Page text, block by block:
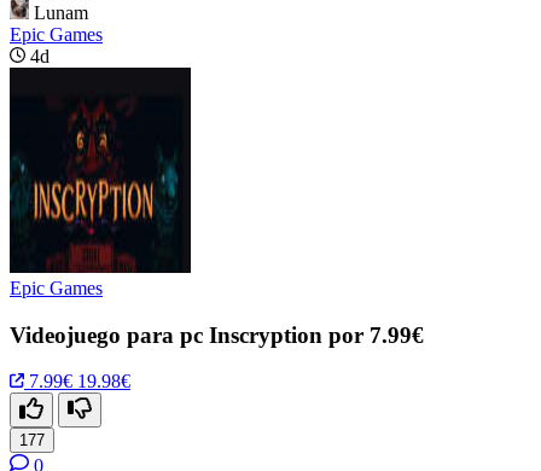
Lunam
Epic Games
4d
Epic Games
Videojuego para pc Inscryption por 7.99€
7.99€ 19.98€
177
0